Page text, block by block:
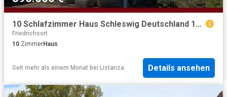
10 Schlafzimmer Haus Schleswig Deutschland 103341767
Friedrichsort
10 ZimmerHaus
Seit mehr als einem Monat bei Listanza Details ansehen